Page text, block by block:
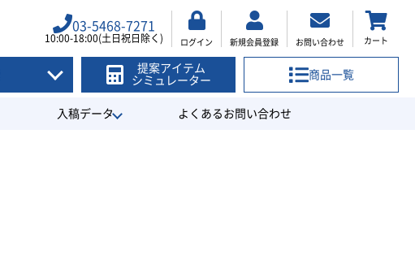
03-5468-7271
10:00-18:00(土日祝日除く) ログイン 新規会員登録 お問い合わせ カート
提案アイテム
シミュレーター
商品一覧
入稿データ よくあるお問い合わせ